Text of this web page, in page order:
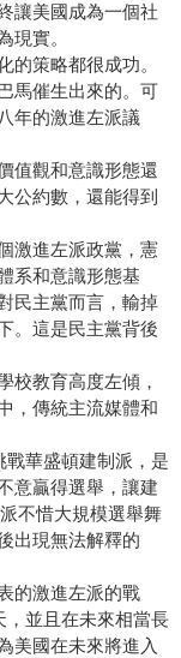
讓美國成為一個社
現實。
的策略都很成功。
馬催生出來的。可
年的激進左派議
值觀和意識形態還
公約數，還能得到
激進左派政黨，憲
系和意識形態基
民主黨而言，輸掉
。這是民主黨背後
校教育高度左傾，
，傳統主流媒體和
華盛頓建制派，是
意贏得選舉，讓建
不惜大規模選舉舞
出現無法解釋的
的激進左派的戰
，並且在未來相當長
美國在未來將進入